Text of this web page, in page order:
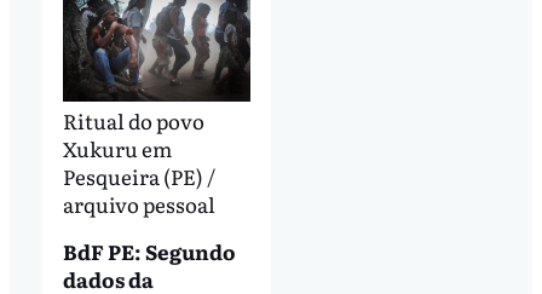
Ritual do povo
Xukuru em
Pesqueira (PE) /
arquivo pessoal
BdF PE: Segundo
dados da